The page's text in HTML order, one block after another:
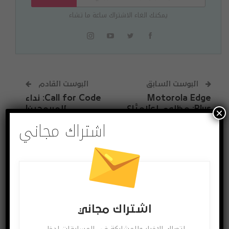
يمكنك الغاء الاشتراك ساعة ما تشاء
البوست السابق
Motorola Edge
Plus: مظلوم إعلاميًّا؟
البوست القادم
Call for Code: نداء
للمبرمجين!
اختراعات وتكنولوجيا
اشتراك مجاني
اشتراك مجاني
×